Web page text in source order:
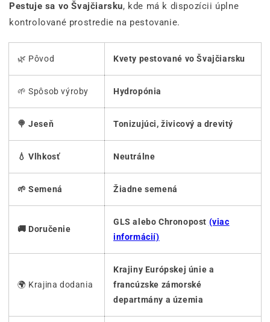
Pestuje sa vo Švajčiarsku, kde má k dispozícii úplne
kontrolované prostredie na pestovanie.
🌿 Pôvod Kvety pestované vo Švajčiarsku
🌱 Spôsob výroby Hydropónia
🍭 Jeseň Tonizujúci, živicový a drevitý
💧 Vlhkosť Neutrálne
🌱 Semená Žiadne semená
🚚 Doručenie
GLS alebo Chronopost (viac
informácií)
🌍 Krajina dodania
Krajiny Európskej únie a
francúzske zámorské
departmány a územia